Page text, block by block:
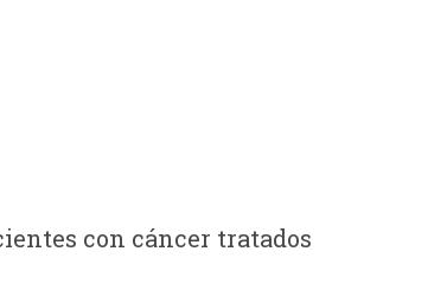
con cáncer tratados